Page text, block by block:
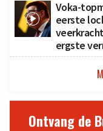
Voka-
eerste
ergste
Ontvang de